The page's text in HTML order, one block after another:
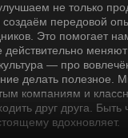
не только
передовой
Это помогает
действительно
— про
делать полезное.
компаниям и
друг друга. Быть
вдохновляет.